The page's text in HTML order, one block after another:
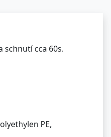
cca 60s.
PE,